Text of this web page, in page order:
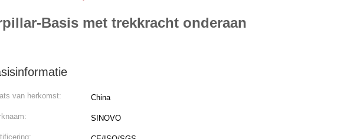
Basis met trekkracht onderaan
van herkomst: China
SINOVO